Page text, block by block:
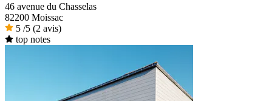
46 avenue du Chasselas
82200 Moissac
5 /5 (2 avis)
top notes